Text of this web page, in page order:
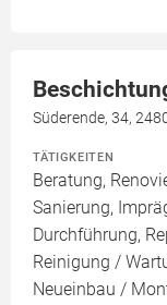
Süderende, 34,
TÄTIGKEITEN
Beratung,
Sanierung,
Durchführung,
Reinigung /
Neueinbau /